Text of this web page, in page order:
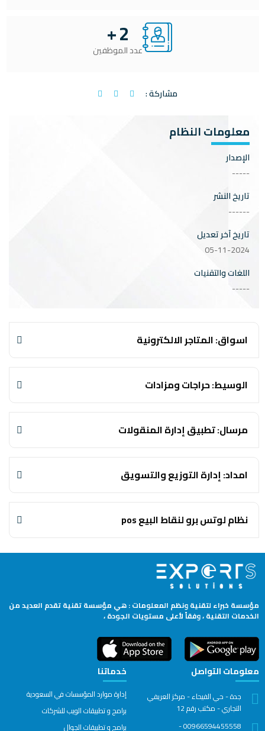
2
+
عدد الموظفين
مشاركة :
معلومات النظام
الإصدار
-----
تاريخ النشر
------
تاريخ آخر تعديل
05-11-2024
اللغات والتقنيات
-----
اسواق: المتاجر الالكترونية
الوسيط: حراجات ومزادات
مرسال: تطبيق إدارة المنقولات
امداد: إدارة التوزيع والتسويق
نظام لوتس برو لنقاط البيع pos
مؤسسة خبراء لتقنية ونظم المعلومات : هي مؤسسة تقنية تقدم العديد من
الخدمات التقنية ، وفقاً لأعلى مستويات الجودة ،
معلومات التواصل
جدة - حي الفيحاء - مركز العريفي
التجاري - مكتب رقم 12
00966594455558 -
خدماتنا
إدارة موارد المؤسسات في السعودية
برامج و تطبيقات الويب للشركات
برامج و تطبيقات الجوال